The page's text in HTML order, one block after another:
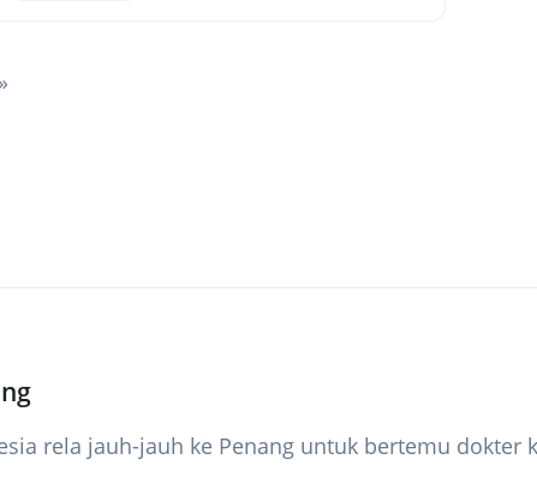
»
rela jauh-jauh ke Penang untuk bertemu dokter